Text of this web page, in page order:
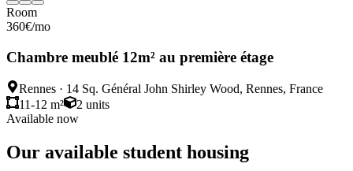
Room
360€/mo
Chambre meublé 12m² au première étage
Rennes · 14 Sq. Général John Shirley Wood, Rennes, France
11-12 m²
2 units
Available now
Our available student housing